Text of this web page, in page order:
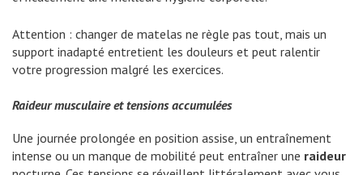
Attention : changer de matelas ne règle pas tout, mais un
support inadapté entretient les douleurs et peut ralentir
votre progression malgré les exercices.
Raideur musculaire et tensions accumulées
Une journée prolongée en position assise, un entraînement
intense ou un manque de mobilité peut entraîner une raideur